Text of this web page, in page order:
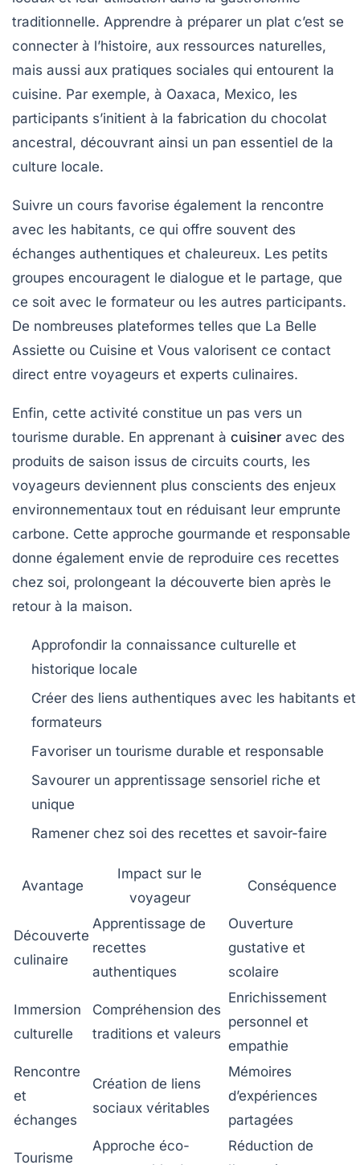
traditionnelle. Apprendre à préparer un plat c’est se
connecter à l’histoire, aux ressources naturelles,
mais aussi aux pratiques sociales qui entourent la
cuisine. Par exemple, à Oaxaca, Mexico, les
participants s’initient à la fabrication du chocolat
ancestral, découvrant ainsi un pan essentiel de la
culture locale.
Suivre un cours favorise également la rencontre
avec les habitants, ce qui offre souvent des
échanges authentiques et chaleureux. Les petits
groupes encouragent le dialogue et le partage, que
ce soit avec le formateur ou les autres participants.
De nombreuses plateformes telles que La Belle
Assiette ou Cuisine et Vous valorisent ce contact
direct entre voyageurs et experts culinaires.
Enfin, cette activité constitue un pas vers un
tourisme durable. En apprenant à cuisiner avec des
produits de saison issus de circuits courts, les
voyageurs deviennent plus conscients des enjeux
environnementaux tout en réduisant leur emprunte
carbone. Cette approche gourmande et responsable
donne également envie de reproduire ces recettes
chez soi, prolongeant la découverte bien après le
retour à la maison.
Approfondir la connaissance culturelle et
historique locale
Créer des liens authentiques avec les habitants et
formateurs
Favoriser un tourisme durable et responsable
Savourer un apprentissage sensoriel riche et
unique
Ramener chez soi des recettes et savoir-faire
Avantage
Impact sur le
voyageur
Conséquence
Découverte
culinaire
Apprentissage de
recettes
authentiques
Ouverture
gustative et
scolaire
Immersion
culturelle
Compréhension des
traditions et valeurs
Enrichissement
personnel et
empathie
Rencontre
et
échanges
Création de liens
sociaux véritables
Mémoires
d’expériences
partagées
Tourisme
Approche éco-
Réduction de